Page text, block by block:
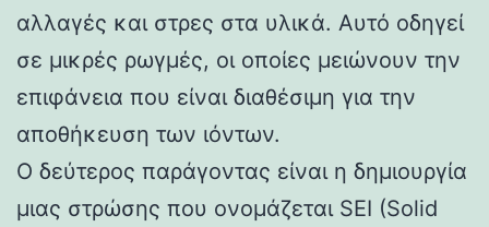
αλλαγές και στρες στα υλικά. Αυτό οδηγεί
σε μικρές ρωγμές, οι οποίες μειώνουν την
επιφάνεια που είναι διαθέσιμη για την
αποθήκευση των ιόντων.
Ο δεύτερος παράγοντας είναι η δημιουργία
μιας στρώσης που ονομάζεται SEI (Solid